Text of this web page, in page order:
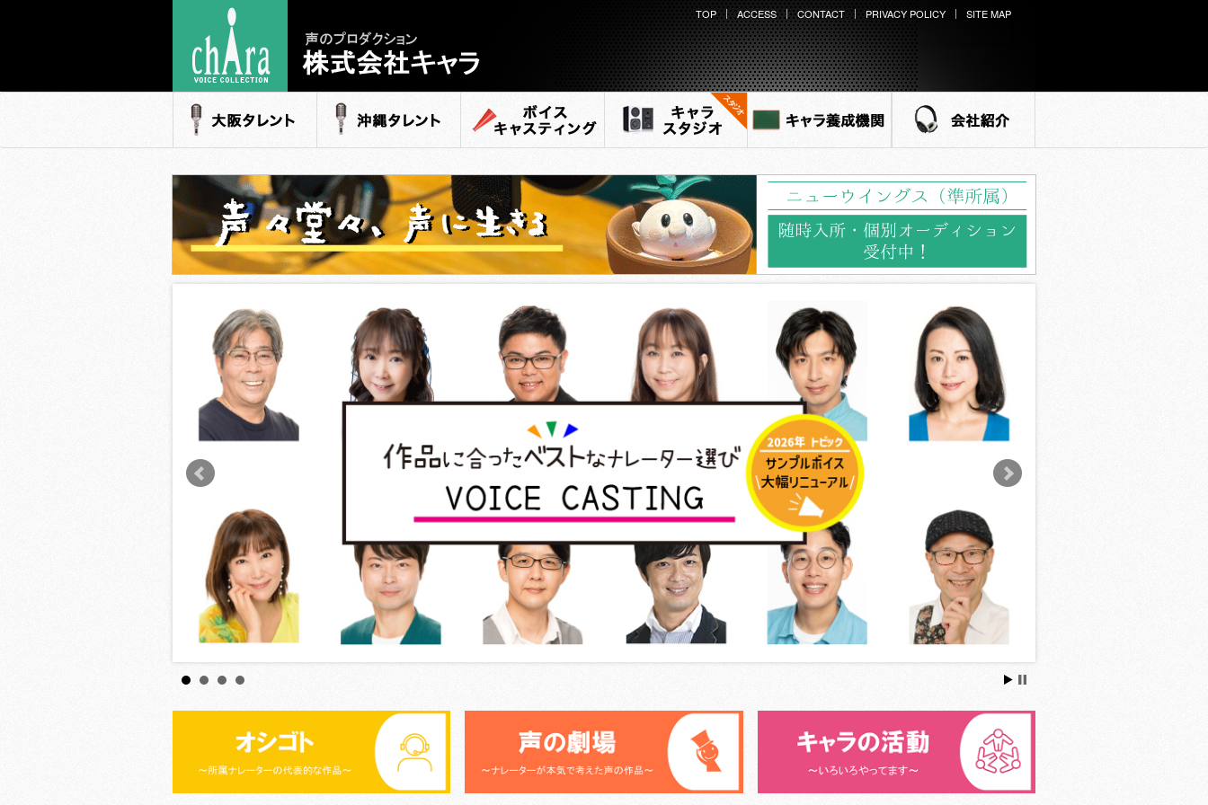
声のプロダクション
- 株式会社キャラ
TOP ACCESS CONTACT PRIVACY POLICY SITE MAP
大阪タレント 沖縄タレント ボイスキャスティング キャラ スタジオ キャラ養成機関 会社紹介